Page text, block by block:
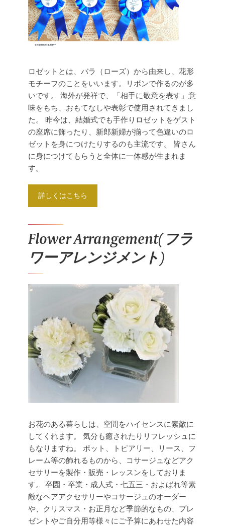
ロゼットとは、バラ（ローズ）から由来し、花形
モチーフのことをいいます。リボンで作るのが多
いです。
海外が発祥で、「相手に敬意を表す」意
味をもち、おもてなしや表彰で使用されてきまし
た。
昨今は、結婚式でも手作りロゼットをゲスト
の座席に飾ったり、新郎新婦が揃って色違いのロ
ゼットを身につけたりするのも主流です。
皆さん
に身につけてもらうと全体に一体感が生まれま
す。
詳しくはこちら
Flower Arrangement(フラ
ワーアレンジメント)
お花のある暮らしは、空間をハイセンスに素敵に
してくれます。
気分も癒されたりリフレッシュに
もなりますね。
ポット、トピアリー、リース、フ
レーム等の飾れるものから、コサージュなどアク
セサリーを製作・販売・レッスンをしておりま
す。
卒園・卒業・成人式・七五三・およばれ等素
敵なヘアアクセサリーやコサージュのオーダー
や、クリスマス・お正月など季節的なもの、プレ
ゼントやご自分用等様々にご予算にあわせた内容